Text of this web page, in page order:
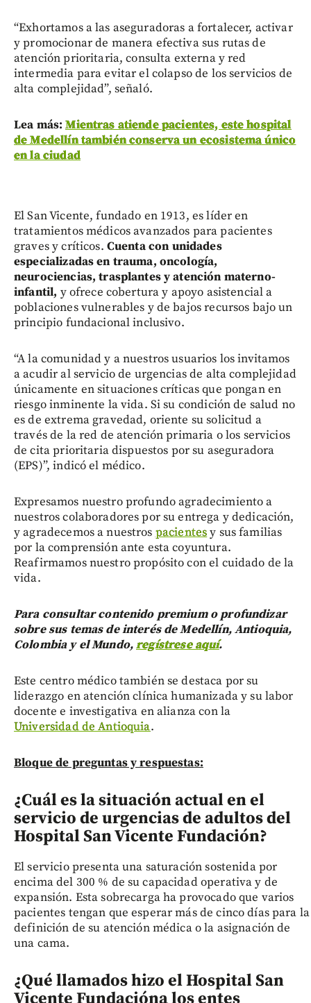
“Exhortamos a las aseguradoras a fortalecer, activar
y promocionar de manera efectiva sus rutas de
atención prioritaria, consulta externa y red
intermedia para evitar el colapso de los servicios de
alta complejidad”, señaló.
Lea más:Mientras atiende pacientes, este hospital
de Medellín también conserva un ecosistema único
en la ciudad
El San Vicente, fundado en 1913, es líder en
tratamientos médicos avanzados para pacientes
graves y críticos. Cuenta con unidades
especializadas en trauma, oncología,
neurociencias, trasplantes y atención materno-
infantil, y ofrece cobertura y apoyo asistencial a
poblaciones vulnerables y de bajos recursos bajo un
principio fundacional inclusivo.
“A la comunidad y a nuestros usuarios los invitamos
a acudir al servicio de urgencias de alta complejidad
únicamente en situaciones críticas que pongan en
riesgo inminente la vida. Si su condición de salud no
es de extrema gravedad, oriente su solicitud a
través de la red de atención primaria o los servicios
de cita prioritaria dispuestos por su aseguradora
(EPS)”, indicó el médico.
Expresamos nuestro profundo agradecimiento a
nuestros colaboradores por su entrega y dedicación,
y agradecemos a nuestros pacientesy sus familias
por la comprensión ante esta coyuntura.
Reafirmamos nuestro propósito con el cuidado de la
vida.
Para consultar contenido premium o profundizar
sobre sus temas de interés de Medellín, Antioquia,
Colombia y el Mundo,regístrese aquí.
Este centro médico también se destaca por su
liderazgo en atención clínica humanizada y su labor
docente e investigativa en alianza con la
Universidad de Antioquia.
Bloque de preguntas y respuestas:
¿Cuál es la situación actual en el
servicio de urgencias de adultos del
Hospital San Vicente Fundación?
El servicio presenta una saturación sostenida por
encima del 300 % de su capacidad operativa y de
expansión. Esta sobrecarga ha provocado que varios
pacientes tengan que esperar más de cinco días para la
definición de su atención médica o la asignación de
una cama.
¿Qué llamados hizo el Hospital San
Vicente Fundacióna los entes